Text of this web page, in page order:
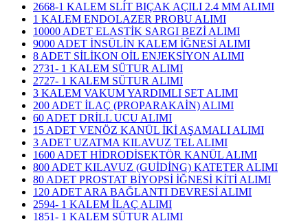
2668-1 KALEM SLÍT BIÇAK AÇILI 2.4 MM ALIMI
1 KALEM ENDOLAZER PROBU ALIMI
10000 ADET ELASTİK SARGI BEZİ ALIMI
9000 ADET İNSÜLİN KALEM İĞNESİ ALIMI
8 ADET SİLİKON OİL ENJEKSİYON ALIMI
2731- 1 KALEM SÜTUR ALIMI
2727- 1 KALEM SÜTUR ALIMI
3 KALEM VAKUM YARDIMLI SET ALIMI
200 ADET İLAÇ (PROPARAKAİN) ALIMI
60 ADET DRİLL UCU ALIMI
15 ADET VENÖZ KANÜL İKİ AŞAMALI ALIMI
3 ADET UZATMA KILAVUZ TEL ALIMI
1600 ADET HİDRODİSEKTÖR KANÜL ALIMI
800 ADET KILAVUZ (GUİDİNG) KATETER ALIMI
80 ADET PROSTAT BİYOPSİ İĞNESİ KİTİ ALIMI
120 ADET ARA BAĞLANTI DEVRESİ ALIMI
2594- 1 KALEM İLAÇ ALIMI
1851- 1 KALEM SÜTUR ALIMI